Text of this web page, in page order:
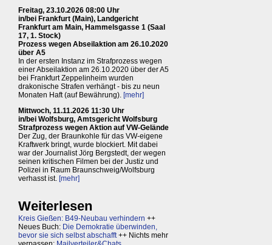
Freitag, 23.10.2026 08:00 Uhr
in/bei Frankfurt (Main), Landgericht
Frankfurt am Main, Hammelsgasse 1 (Saal
17, 1. Stock)
Prozess wegen Abseilaktion am 26.10.2020
über A5
In der ersten Instanz im Strafprozess wegen
einer Abseilaktion am 26.10.2020 über der A5
bei Frankfurt Zeppelinheim wurden
drakonische Strafen verhängt - bis zu neun
Monaten Haft (auf Bewährung). [mehr]
Mittwoch, 11.11.2026 11:30 Uhr
in/bei Wolfsburg, Amtsgericht Wolfsburg
Strafprozess wegen Aktion auf VW-Gelände
Der Zug, der Braunkohle für das VW-eigene
Kraftwerk bringt, wurde blockiert. Mit dabei
war der Journalist Jörg Bergstedt, der wegen
seinen kritischen Filmen bei der Justiz und
Polizei in Raum Braunschweig/Wolfsburg
verhasst ist. [mehr]
Weiterlesen
Kreis Gießen: B49-Neubau verhindern ++
Neues Buch: Die Demokratie überwinden,
bevor sie sich selbst abschafft++ Nichts mehr